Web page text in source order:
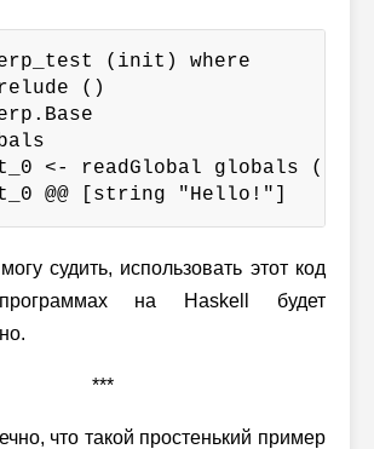
(init) where
()
<- readGlobal globals
@@ [string "Hello!"]
судить, использовать этот код
на Haskell будет
***
что такой простенький пример